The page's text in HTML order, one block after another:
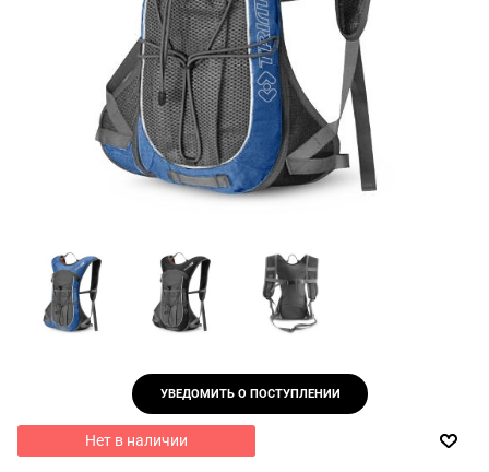
УВЕДОМИТЬ О ПОСТУПЛЕНИИ
Нет в наличии